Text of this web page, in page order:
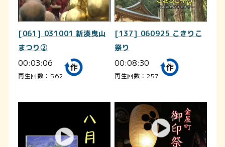
[061] 031001 新湊曳山
まつり②
00:03:06
再生回数：562
[137] 060925 こきりこ
祭り
00:08:30
再生回数：257